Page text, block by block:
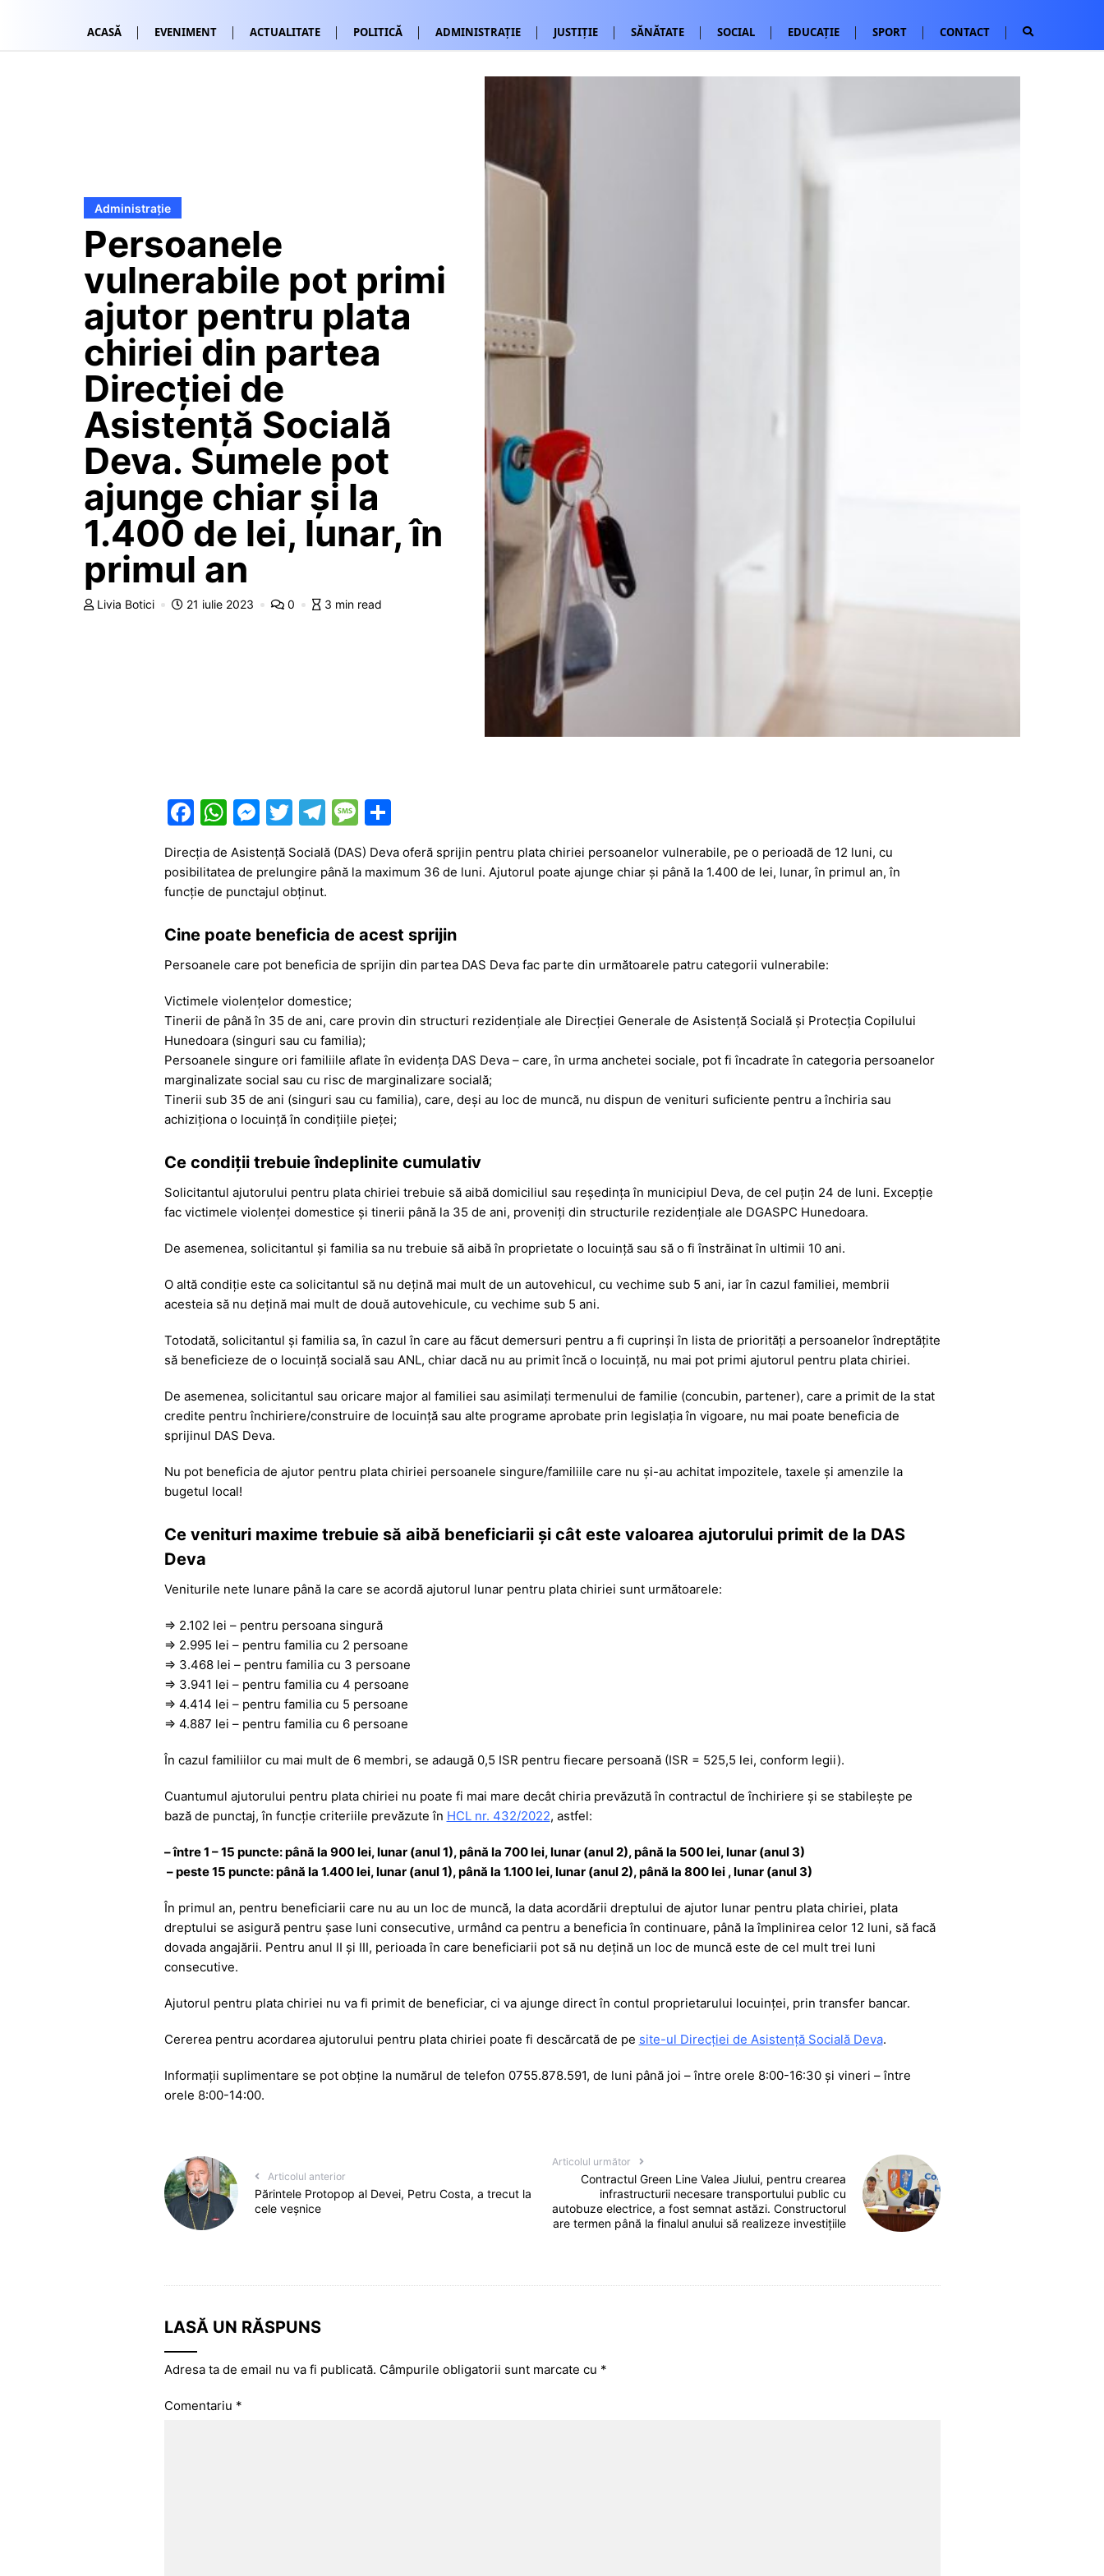
ACASĂ EVENIMENT ACTUALITATE POLITICĂ ADMINISTRAȚIE JUSTIȚIE SĂNĂTATE SOCIAL EDUCAȚIE SPORT CONTACT
Administrație
Persoanele
vulnerabile pot primi
ajutor pentru plata
chiriei din partea
Direcției de
Asistență Socială
Deva. Sumele pot
ajunge chiar și la
1.400 de lei, lunar, în
primul an
Livia Botici 21 iulie 2023 0 3 min read
F
a
c
e
o
o
k
W
at
s
p
p
M
s
s
n
g
er
T
w
itt
er
T
el
e
gr
m
M
e
s
g
e
P
ar
ta
z
ă
Direcția de Asistență Socială (DAS) Deva oferă sprijin pentru plata chiriei persoanelor vulnerabile, pe o perioadă de 12 luni, cu
posibilitatea de prelungire până la maximum 36 de luni. Ajutorul poate ajunge chiar și până la 1.400 de lei, lunar, în primul an, în
funcție de punctajul obținut.
Cine poate beneficia de acest sprijin
Persoanele care pot beneficia de sprijin din partea DAS Deva fac parte din următoarele patru categorii vulnerabile:
Victimele violențelor domestice;
Tinerii de până în 35 de ani, care provin din structuri rezidențiale ale Direcției Generale de Asistență Socială și Protecția Copilului
Hunedoara (singuri sau cu familia);
Persoanele singure ori familiile aflate în evidența DAS Deva – care, în urma anchetei sociale, pot fi încadrate în categoria persoanelor
marginalizate social sau cu risc de marginalizare socială;
Tinerii sub 35 de ani (singuri sau cu familia), care, deși au loc de muncă, nu dispun de venituri suficiente pentru a închiria sau
achiziționa o locuință în condițiile pieței;
Ce condiții trebuie îndeplinite cumulativ
Solicitantul ajutorului pentru plata chiriei trebuie să aibă domiciliul sau reședința în municipiul Deva, de cel puțin 24 de luni. Excepție
fac victimele violenței domestice și tinerii până la 35 de ani, proveniți din structurile rezidențiale ale DGASPC Hunedoara.
De asemenea, solicitantul și familia sa nu trebuie să aibă în proprietate o locuință sau să o fi înstrăinat în ultimii 10 ani.
O altă condiție este ca solicitantul să nu dețină mai mult de un autovehicul, cu vechime sub 5 ani, iar în cazul familiei, membrii
acesteia să nu dețină mai mult de două autovehicule, cu vechime sub 5 ani.
Totodată, solicitantul și familia sa, în cazul în care au făcut demersuri pentru a fi cuprinși în lista de priorități a persoanelor îndreptățite
să beneficieze de o locuință socială sau ANL, chiar dacă nu au primit încă o locuință, nu mai pot primi ajutorul pentru plata chiriei.
De asemenea, solicitantul sau oricare major al familiei sau asimilați termenului de familie (concubin, partener), care a primit de la stat
credite pentru închiriere/construire de locuință sau alte programe aprobate prin legislația în vigoare, nu mai poate beneficia de
sprijinul DAS Deva.
Nu pot beneficia de ajutor pentru plata chiriei persoanele singure/familiile care nu și-au achitat impozitele, taxele și amenzile la
bugetul local!
Ce venituri maxime trebuie să aibă beneficiarii și cât este valoarea ajutorului primit de la DAS
Deva
Veniturile nete lunare până la care se acordă ajutorul lunar pentru plata chiriei sunt următoarele:
⇒ 2.102 lei – pentru persoana singură
⇒ 2.995 lei – pentru familia cu 2 persoane
⇒ 3.468 lei – pentru familia cu 3 persoane
⇒ 3.941 lei – pentru familia cu 4 persoane
⇒ 4.414 lei – pentru familia cu 5 persoane
⇒ 4.887 lei – pentru familia cu 6 persoane
În cazul familiilor cu mai mult de 6 membri, se adaugă 0,5 ISR pentru fiecare persoană (ISR = 525,5 lei, conform legii).
Cuantumul ajutorului pentru plata chiriei nu poate fi mai mare decât chiria prevăzută în contractul de închiriere și se stabilește pe
bază de punctaj, în funcție criteriile prevăzute în HCL nr. 432/2022, astfel:
– între 1 – 15 puncte: până la 900 lei, lunar (anul 1), până la 700 lei, lunar (anul 2), până la 500 lei, lunar (anul 3)
– peste 15 puncte: până la 1.400 lei, lunar (anul 1), până la 1.100 lei, lunar (anul 2), până la 800 lei , lunar (anul 3)
În primul an, pentru beneficiarii care nu au un loc de muncă, la data acordării dreptului de ajutor lunar pentru plata chiriei, plata
dreptului se asigură pentru șase luni consecutive, urmând ca pentru a beneficia în continuare, până la împlinirea celor 12 luni, să facă
dovada angajării. Pentru anul II și III, perioada în care beneficiarii pot să nu dețină un loc de muncă este de cel mult trei luni
consecutive.
Ajutorul pentru plata chiriei nu va fi primit de beneficiar, ci va ajunge direct în contul proprietarului locuinței, prin transfer bancar.
Cererea pentru acordarea ajutorului pentru plata chiriei poate fi descărcată de pe site-ul Direcției de Asistență Socială Deva.
Informații suplimentare se pot obține la numărul de telefon 0755.878.591, de luni până joi – între orele 8:00-16:30 și vineri – între
orele 8:00-14:00.
Articolul anterior
Părintele Protopop al Devei, Petru Costa, a trecut la
cele veșnice
Articolul următor
Contractul Green Line Valea Jiului, pentru crearea
infrastructurii necesare transportului public cu
autobuze electrice, a fost semnat astăzi. Constructorul
are termen până la finalul anului să realizeze investițiile
LASĂ UN RĂSPUNS
Adresa ta de email nu va fi publicată. Câmpurile obligatorii sunt marcate cu *
Comentariu *